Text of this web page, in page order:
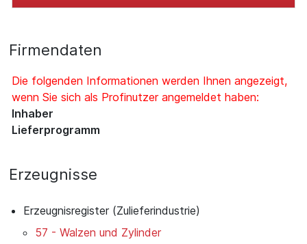
Firmendaten
Die folgenden Informationen werden Ihnen angezeigt,
wenn Sie sich als Profinutzer angemeldet haben:
Inhaber
Lieferprogramm
Erzeugnisse
Erzeugnisregister (Zulieferindustrie)
57 - Walzen und Zylinder